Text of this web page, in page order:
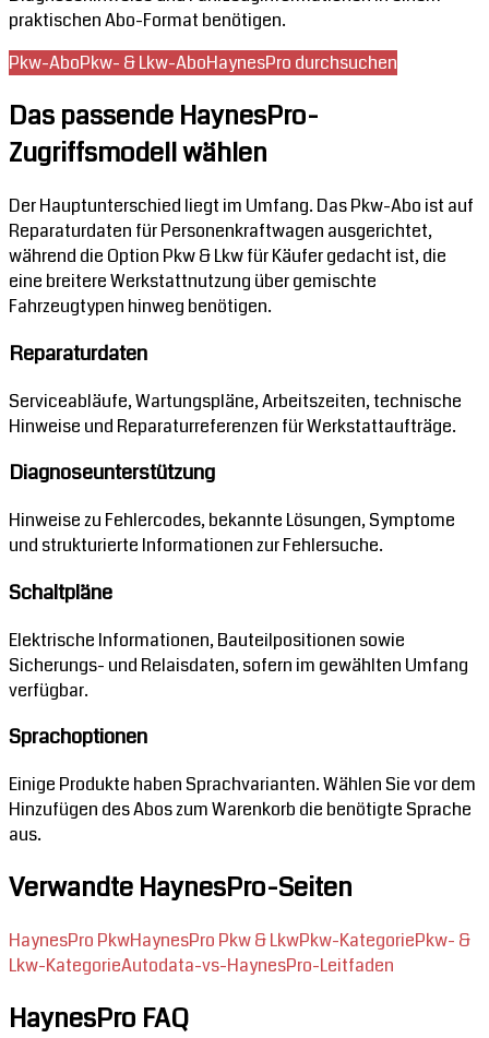
praktischen Abo-Format benötigen.
Pkw-AboPkw- & Lkw-AboHaynesPro durchsuchen
Das passende HaynesPro-
Zugriffsmodell wählen
Der Hauptunterschied liegt im Umfang. Das Pkw-Abo ist auf
Reparaturdaten für Personenkraftwagen ausgerichtet,
während die Option Pkw & Lkw für Käufer gedacht ist, die
eine breitere Werkstattnutzung über gemischte
Fahrzeugtypen hinweg benötigen.
Reparaturdaten
Serviceabläufe, Wartungspläne, Arbeitszeiten, technische
Hinweise und Reparaturreferenzen für Werkstattaufträge.
Diagnoseunterstützung
Hinweise zu Fehlercodes, bekannte Lösungen, Symptome
und strukturierte Informationen zur Fehlersuche.
Schaltpläne
Elektrische Informationen, Bauteilpositionen sowie
Sicherungs- und Relaisdaten, sofern im gewählten Umfang
verfügbar.
Sprachoptionen
Einige Produkte haben Sprachvarianten. Wählen Sie vor dem
Hinzufügen des Abos zum Warenkorb die benötigte Sprache
aus.
Verwandte HaynesPro-Seiten
HaynesPro PkwHaynesPro Pkw & LkwPkw-KategoriePkw- &
Lkw-KategorieAutodata-vs-HaynesPro-Leitfaden
HaynesPro FAQ